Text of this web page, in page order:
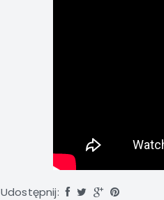
Udostępnij: